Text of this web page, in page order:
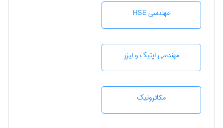
مهندسی HSE
مهندسی اپتیک و لیزر
مکاترونیک